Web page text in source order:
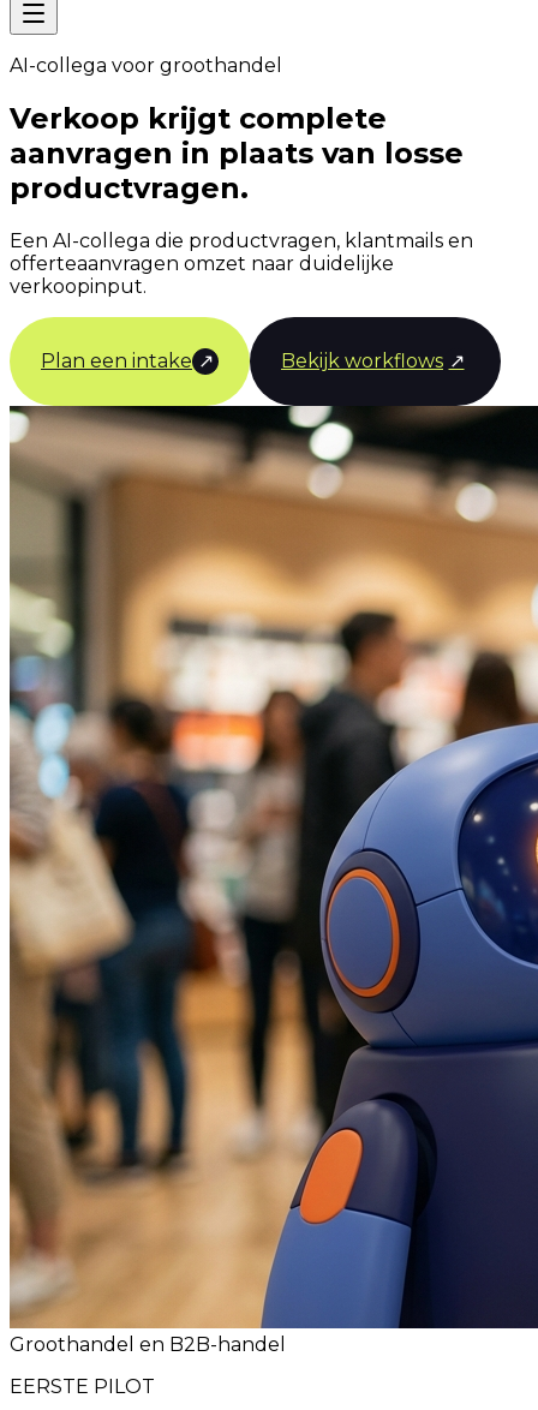
AI-collega voor groothandel
Verkoop krijgt complete
aanvragen in plaats van losse
productvragen.
Een AI-collega die productvragen, klantmails en
offerteaanvragen omzet naar duidelijke
verkoopinput.
Plan een intake ↗ Bekijk workflows ↗
Groothandel en B2B-handel
EERSTE PILOT